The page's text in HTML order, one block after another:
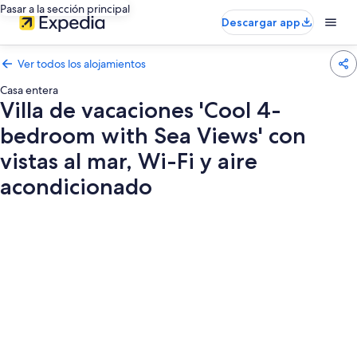
Pasar a la sección principal
Descargar app
Ver todos los alojamientos
Casa entera
Villa de vacaciones 'Cool 4-
bedroom with Sea Views' con
vistas al mar, Wi-Fi y aire
acondicionado